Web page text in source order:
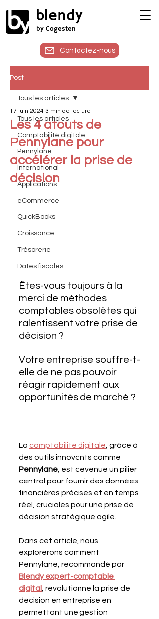
blendy
by Cogesten
Contactez-nous
Post
Tous les articles
Comptabilité digitale
Pennylane
International
Applications
eCommerce
QuickBooks
Croissance
Trésorerie
Dates fiscales
Tous les articles
Les 4 atouts de
Pennylane pour
accélérer la prise de
décision
17 juin 2024 3 min de lecture
Êtes-vous toujours à la
merci de méthodes
comptables obsolètes qui
ralentissent votre prise de
décision ?
Votre entreprise souffre-t-
elle de ne pas pouvoir
réagir rapidement aux
opportunités de marché ?
La comptabilité digitale , grâce à
des outils innovants comme
Pennylane , est devenue un pilier
central pour fournir des données
financières précises et en temps
réel, cruciales pour une prise de
décision stratégique agile.
Dans cet article, nous
explorerons comment
Pennylane, recommandé par
Blendy expert-comptable
digital , révolutionne la prise de
décision en entreprise en
permettant une gestion